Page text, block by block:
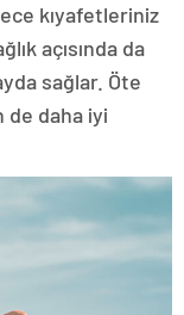
kıyafetleriniz
açısında da
sağlar. Öte
de daha iyi